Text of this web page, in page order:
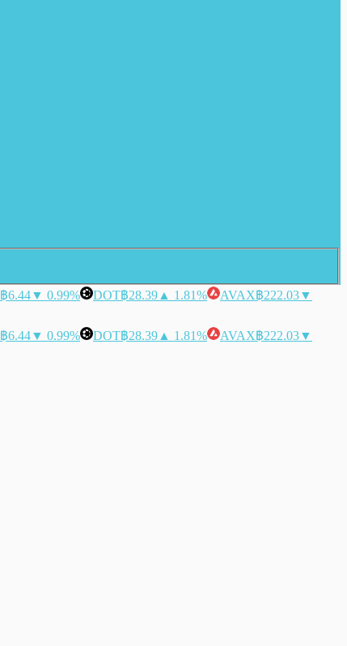
฿6.44▼ 0.99% DOT฿28.39 ▲ 1.81% AVAX฿222.03▼
฿6.44▼ 0.99% DOT฿28.39 ▲ 1.81% AVAX฿222.03▼